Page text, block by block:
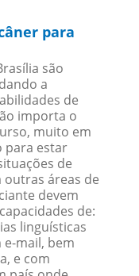
para
são
a
de
importa o
muito em
para estar
de
outras áreas de
devem
de:
linguísticas
mail, bem
e com